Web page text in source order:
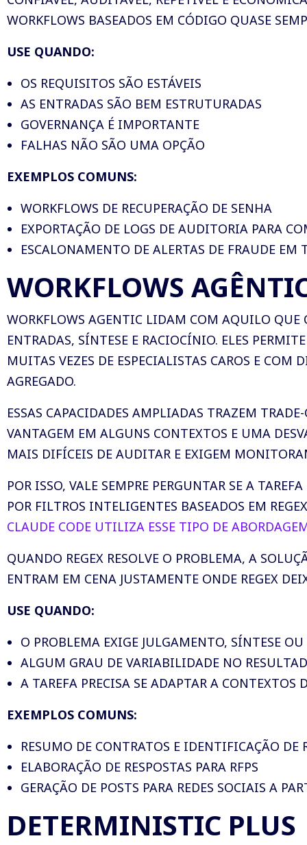
WORKFLOWS BASEADOS EM CÓDIGO QUASE
USE QUANDO:
OS REQUISITOS SÃO ESTÁVEIS
AS ENTRADAS SÃO BEM ESTRUTURADAS
GOVERNANÇA É IMPORTANTE
FALHAS NÃO SÃO UMA OPÇÃO
EXEMPLOS COMUNS:
WORKFLOWS DE RECUPERAÇÃO DE SENHA
EXPORTAÇÃO DE LOGS DE AUDITORIA PARA
ESCALONAMENTO DE ALERTAS DE FRAUDE EM
WORKFLOWS
WORKFLOWS AGENTIC LIDAM COM AQUILO QUE
ENTRADAS, SÍNTESE E RACIOCÍNIO. ELES
MUITAS VEZES DE ESPECIALISTAS CAROS E
AGREGADO.
ESSAS CAPACIDADES AMPLIADAS TRAZEM
VANTAGEM EM ALGUNS CONTEXTOS E UMA
MAIS DIFÍCEIS DE AUDITAR E EXIGEM
POR ISSO, VALE SEMPRE PERGUNTAR SE A
POR FILTROS INTELIGENTES BASEADOS EM
CLAUDE CODE UTILIZA ESSE TIPO DE
QUANDO REGEX RESOLVE O PROBLEMA, A
ENTRAM EM CENA JUSTAMENTE ONDE REGEX
USE QUANDO:
O PROBLEMA EXIGE JULGAMENTO, SÍNTESE
ALGUM GRAU DE VARIABILIDADE NO
A TAREFA PRECISA SE ADAPTAR A CONTEXTOS
EXEMPLOS COMUNS:
RESUMO DE CONTRATOS E IDENTIFICAÇÃO DE
ELABORAÇÃO DE RESPOSTAS PARA RFPS
GERAÇÃO DE POSTS PARA REDES SOCIAIS A
DETERMINISTIC PLUS